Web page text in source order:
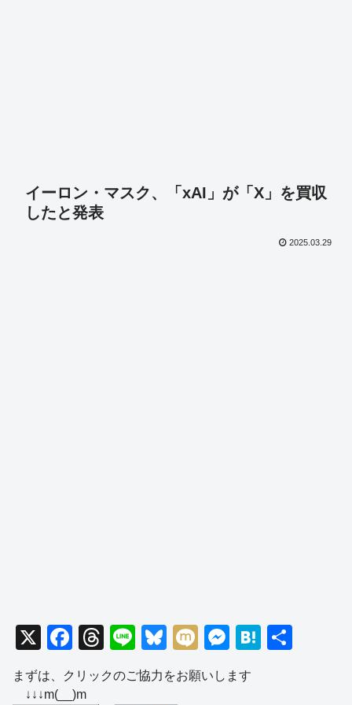
イーロン・マスク、「xAI」が「X」を買収
したと発表
2025.03.29
X
F
a
c
T
hr
e
Li
n
e
Bl
u
e
M
ixi
M
e
ss
H
まずは、クリックのご協力をお願いします
↓↓↓m(__)m